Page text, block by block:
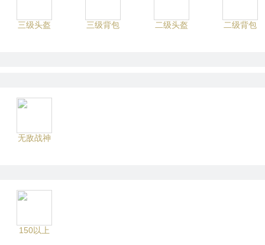
三级头盔 三级背包 二级头盔 二级背包
无敌战神
150以上